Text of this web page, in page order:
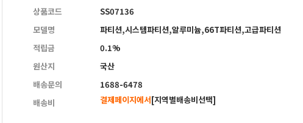
상품코드
SS07136
모델명
파티션,시스템파티션,알루미늄,66T파티션,고급파티션
적립금
0.1%
원산지
국산
배송문의
1688-6478
배송비
결제페이지에서[지역별배송비선택]